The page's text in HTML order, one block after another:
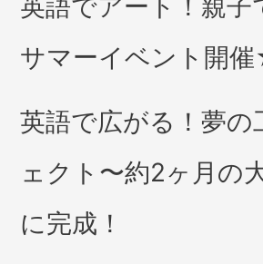
英語でアート！親子
サマーイベント開
英語で広がる！夢の
ェクト〜約2ヶ月の
に完成！